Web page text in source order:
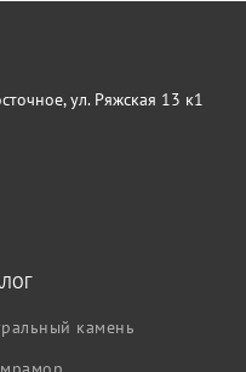
ул. Ряжская 13 к1
камень